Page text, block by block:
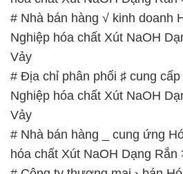
Nghiệp hóa chất Xút NaOH
Vảy
# Nhà bán hàng _ cung ứng
hóa chất Xút NaOH Dạng Rắn
# Công ty thương mại › bán
hóa chất Xút NaOH Dạng Rắn
# Công ty phân phối ≥ bán
hóa chất Xút NaOH Dạng Rắn
# Nơi chuyên cung cấp và